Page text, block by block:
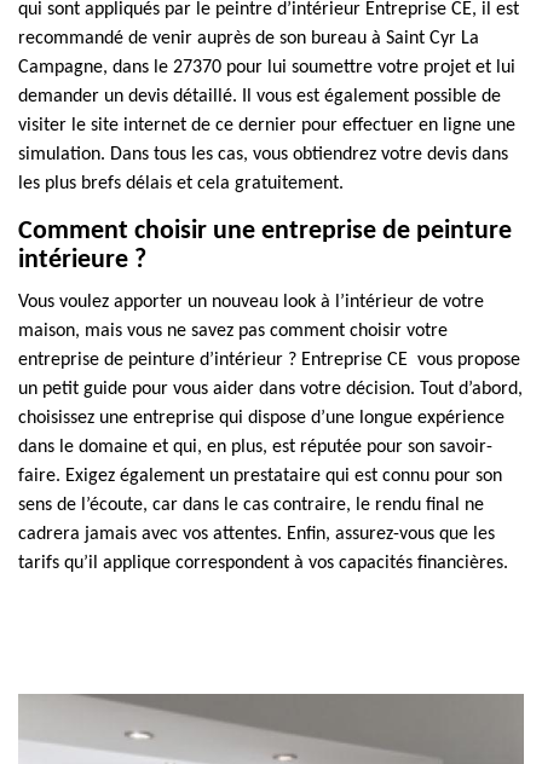
qui sont appliqués par le peintre d’intérieur Entreprise CE, il est
recommandé de venir auprès de son bureau à Saint Cyr La
Campagne, dans le 27370 pour lui soumettre votre projet et lui
demander un devis détaillé. Il vous est également possible de
visiter le site internet de ce dernier pour effectuer en ligne une
simulation. Dans tous les cas, vous obtiendrez votre devis dans
les plus brefs délais et cela gratuitement.
Comment choisir une entreprise de peinture
intérieure ?
Vous voulez apporter un nouveau look à l’intérieur de votre
maison, mais vous ne savez pas comment choisir votre
entreprise de peinture d’intérieur ? Entreprise CE vous propose
un petit guide pour vous aider dans votre décision. Tout d’abord,
choisissez une entreprise qui dispose d’une longue expérience
dans le domaine et qui, en plus, est réputée pour son savoir-
faire. Exigez également un prestataire qui est connu pour son
sens de l’écoute, car dans le cas contraire, le rendu final ne
cadrera jamais avec vos attentes. Enfin, assurez-vous que les
tarifs qu’il applique correspondent à vos capacités financières.